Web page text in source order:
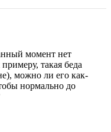
момент нет
такая беда
можно ли его как-
нормально до